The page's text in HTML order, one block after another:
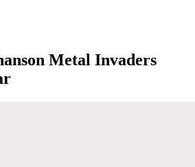
Metal Invaders